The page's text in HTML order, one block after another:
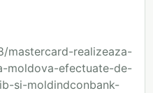
realizeaza-
moldova-efectuate-de-
si-moldindconbank-